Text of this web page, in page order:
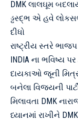
DMK લાલઘૂમ
ડ્ઢસ્દ્ભ એ હવે
દીધો
રાષ્ટ્રીય સ્તરે
INDIA ના ભવિષ્ય
દાયકાઓ જૂની
બનેલા વિજયની
મિલાવતા DMK
ધ્યાનમાં રાખીને